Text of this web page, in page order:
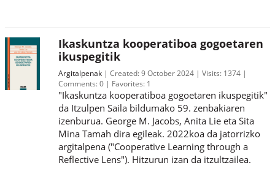
Ikaskuntza kooperatiboa gogoetaren
ikuspegitik
Argitalpenak Created:9 October 2024 Visits: 1374
Comments:0 Favorites: 1
"Ikaskuntza kooperatiboa gogoetaren ikuspegitik"
da Itzulpen Saila bildumako 59. zenbakiaren
izenburua. George M. Jacobs, Anita Lie eta Sita
Mina Tamah dira egileak. 2022koa da jatorrizko
argitalpena ("Cooperative Learning through a
Reflective Lens"). Hitzurun izan da itzultzailea.